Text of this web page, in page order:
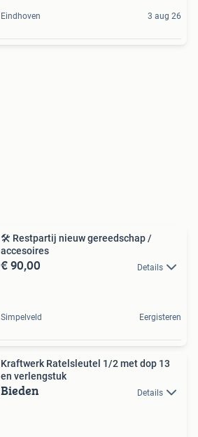
Eindhoven 3 aug 26
🛠 Restpartij nieuw gereedschap /
accesoires
€ 90,00 Details
Simpelveld Eergisteren
Kraftwerk Ratelsleutel 1/2 met dop 13
en verlengstuk
Bieden Details